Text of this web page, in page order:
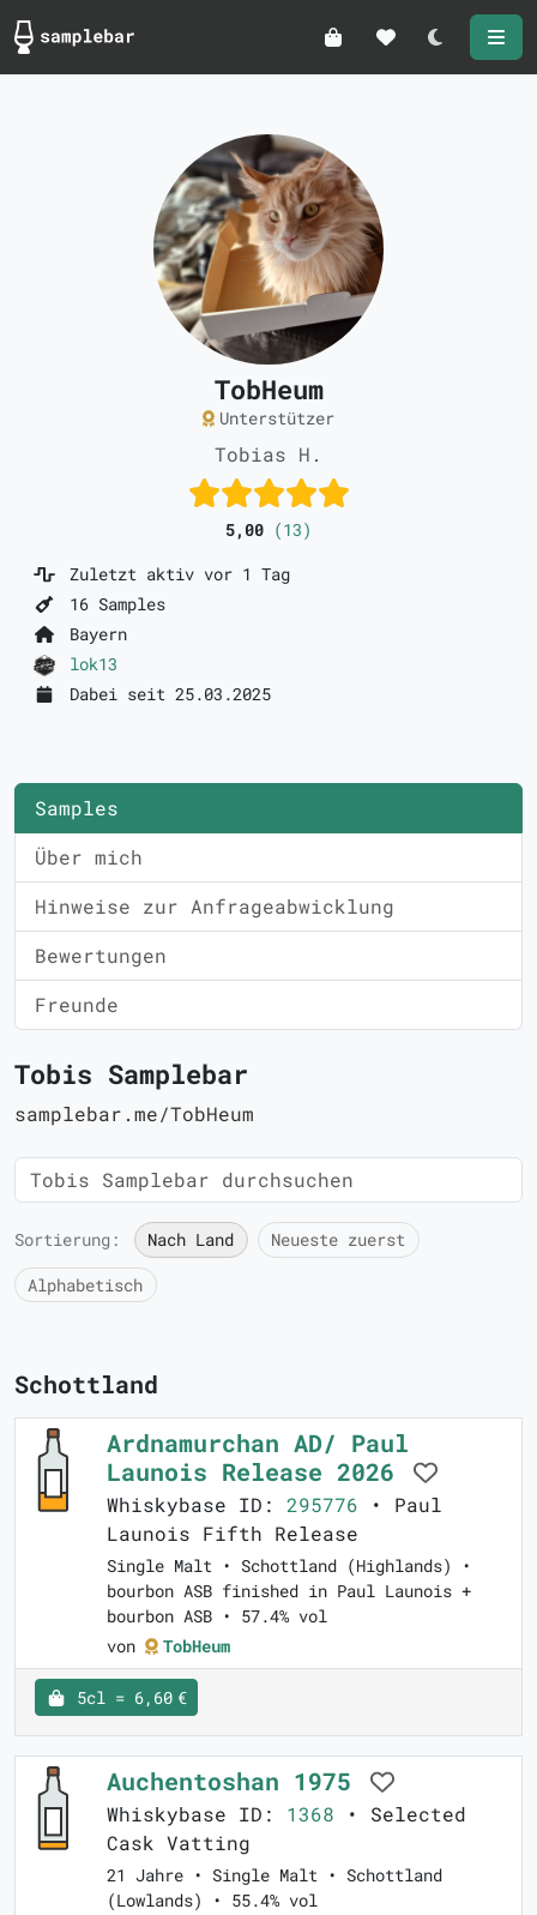
Darkmode
TobHeum
Unterstützer
Tobias H.
5,00 (13)
Zuletzt aktiv vor 1 Tag
16 Samples
Bayern
lok13
Dabei seit 25.03.2025
Samples
Über mich
Hinweise zur Anfrageabwicklung
Bewertungen
Freunde
Tobis Samplebar
samplebar.me/TobHeum
Sortierung: Nach Land
Neueste zuerst
Alphabetisch
Schottland
Ardnamurchan AD/ Paul
Launois Release 2026
Whiskybase ID: 295776 • Paul
Launois Fifth Release
Single Malt • Schottland (Highlands) •
bourbon ASB finished in Paul Launois +
bourbon ASB • 57.4% vol
von
TobHeum
5cl = 6,60 €
Auchentoshan 1975
Whiskybase ID: 1368 • Selected
Cask Vatting
21 Jahre • Single Malt • Schottland
(Lowlands) • 55.4% vol